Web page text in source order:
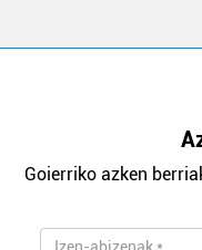
Goierriko azken